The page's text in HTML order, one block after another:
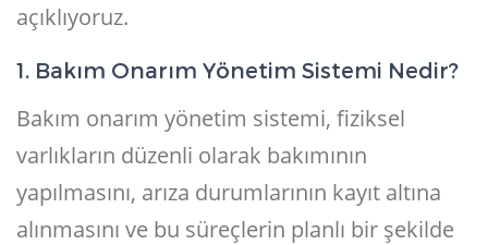
açıklıyoruz.
1. Bakım Onarım Yönetim Sistemi Nedir?
Bakım onarım yönetim sistemi, fiziksel
varlıkların düzenli olarak bakımının
yapılmasını, arıza durumlarının kayıt altına
alınmasını ve bu süreçlerin planlı bir şekilde